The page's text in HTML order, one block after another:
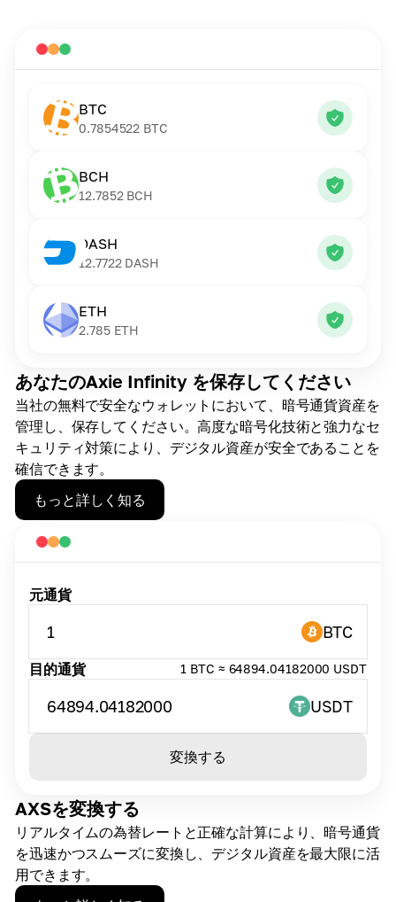
あなたのAxie Infinity を保存してください
当社の無料で安全なウォレットにおいて、暗号通貨資産を
管理し、保存してください。高度な暗号化技術と強力なセ
キュリティ対策により、デジタル資産が安全であることを
確信できます。
もっと詳しく知る
BTC
0.7854522 BTC
BCH
12.7852 BCH
DASH
12.7722 DASH
ETH
2.785 ETH
AXSを変換する
リアルタイムの為替レートと正確な計算により、暗号通貨
を迅速かつスムーズに変換し、デジタル資産を最大限に活
用できます。
元通貨
1 BTC
目的通貨 1 BTC ≈ 64894.04182000 USDT
64894.04182000 USDT
変換する